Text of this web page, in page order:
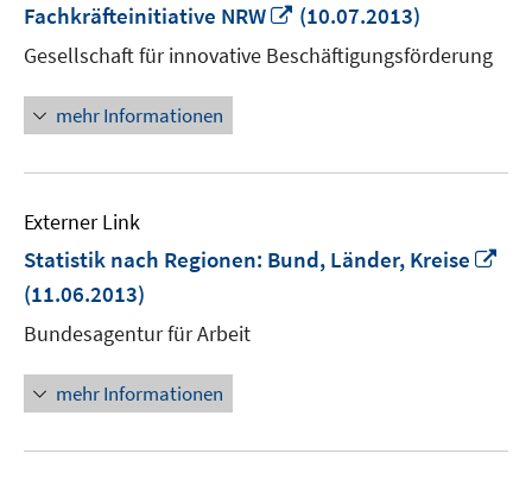
Fachkräfteinitiative NRW
In
neuem
Fenster
(10.07.2013)
Gesellschaft für innovative Beschäftigungsförderung
mehr Informationen
Externer Link
Statistik nach Regionen: Bund, Länder, Kreise
(11.06.2013)
Bundesagentur für Arbeit
mehr Informationen